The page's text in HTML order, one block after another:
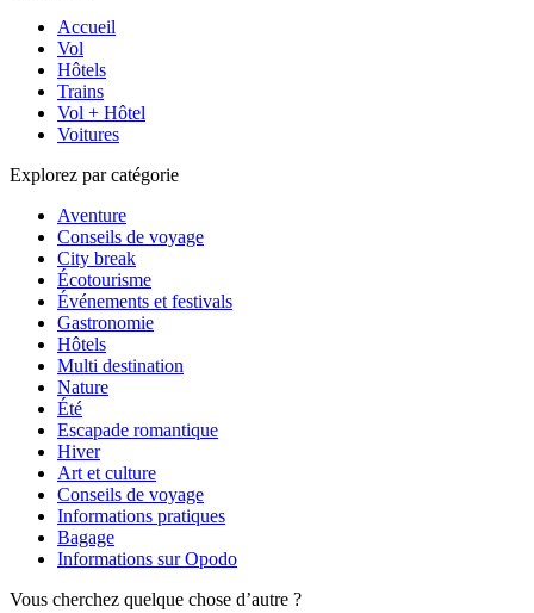
Accueil
Vol
Hôtels
Trains
Vol + Hôtel
Voitures
Explorez par catégorie
Aventure
Conseils de voyage
City break
Écotourisme
Événements et festivals
Gastronomie
Hôtels
Multi destination
Nature
Été
Escapade romantique
Hiver
Art et culture
Conseils de voyage
Informations pratiques
Bagage
Informations sur Opodo
Vous cherchez quelque chose d’autre ?